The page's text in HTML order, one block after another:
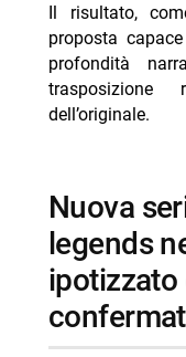
Il risultato,
proposta
profondità
dell’originale.
nuova serie league of
legends
ipotizzato